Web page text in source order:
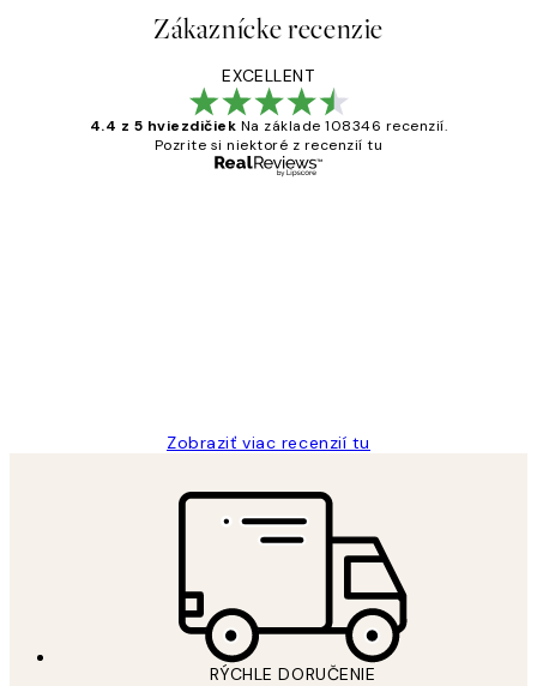
Zákaznícke recenzie
EXCELLENT
4.4 z 5 hviezdičiek Na základe 108346 recenzií.
Pozrite si niektoré z recenzií tu
Zobraziť viac recenzií tu
RÝCHLE DORUČENIE